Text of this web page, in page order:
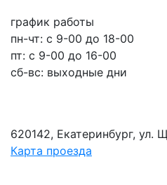
график работы
пн-чт: c 9-00 до 18-00
пт: с 9-00 до 16-00
сб-вс: выходные дни
620142, Екатеринбург, ул.
Карта проезда